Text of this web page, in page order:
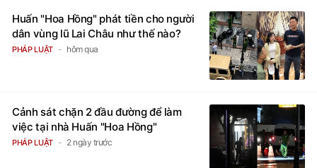
Huấn "Hoa Hồng" phát tiền cho người
dân vùng lũ Lai Châu như thế nào?
PHÁP LUẬT hôm qua
Cảnh sát chặn 2 đầu đường để làm
việc tại nhà Huấn "Hoa Hồng"
PHÁP LUẬT 2 ngày trước